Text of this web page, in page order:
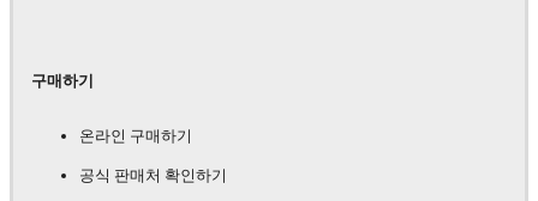
구매하기
온라인 구매하기
공식 판매처 확인하기